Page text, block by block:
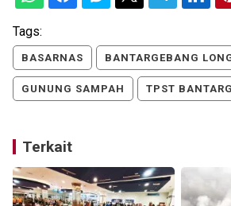
Tags:
BASARNAS BANTARGEBANG
GUNUNG SAMPAH TPST
Terkait